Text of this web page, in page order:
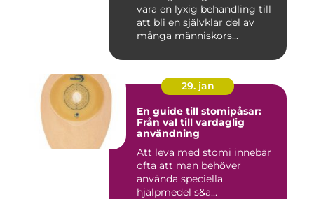
vara en lyxig behandling till
att bli en självklar del av
många människors...
29. jan
En guide till stomipåsar:
Från val till vardaglig
användning
Att leva med stomi innebär
ofta att man behöver
använda speciella
hjälpmedel s&a...